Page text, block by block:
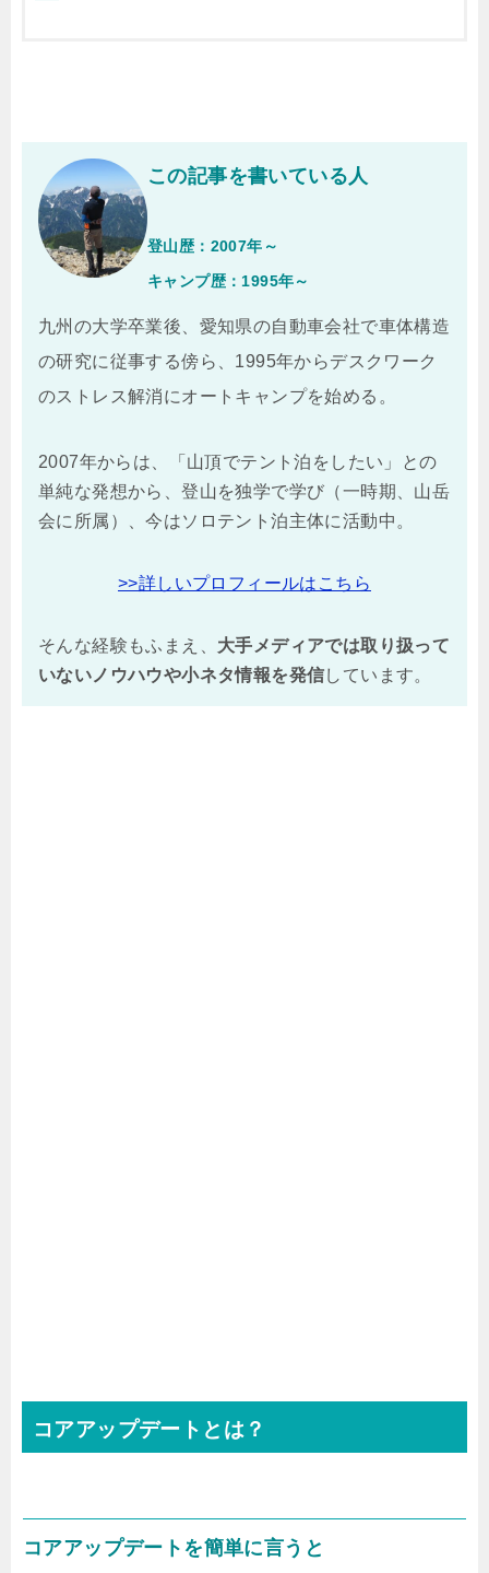
この記事を書いている人
登山歴：2007年～
キャンプ歴：1995年～
九州の大学卒業後、愛知県の自動車会社で車体構造
の研究に従事する傍ら、1995年からデスクワーク
のストレス解消にオートキャンプを始める。
2007年からは、「山頂でテント泊をしたい」との
単純な発想から、登山を独学で学び（一時期、山岳
会に所属）、今はソロテント泊主体に活動中。
>>詳しいプロフィールはこちら
そんな経験もふまえ、 大手メディアでは取り扱って
いないノウハウや小ネタ情報を発信しています。
コアアップデートとは？
コアアップデートを簡単に言うと